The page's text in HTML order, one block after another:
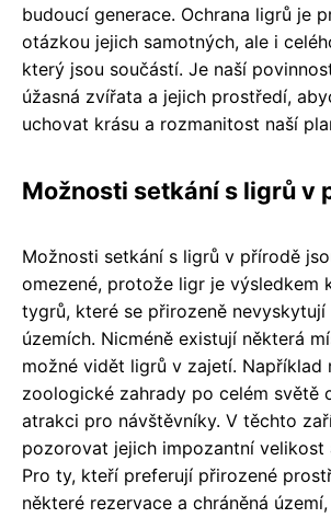
budoucí generace. Ochrana ligrů je
otázkou jejich samotných, ale i
který jsou součástí. Je naší
úžasná zvířata a jejich prostředí,
uchovat krásu a rozmanitost naší
Možnosti setkání s ligrů v
Možnosti setkání s ligrů v přírodě
omezené, protože ligr je výsledkem
tygrů, které se přirozeně nevyskytují
územích. Nicméně existují některá
možné vidět ligrů v zajetí. Například
zoologické zahrady po celém světě
atrakci pro návštěvníky. V těchto
pozorovat jejich impozantní velikost
Pro ty, kteří preferují přirozené
některé rezervace a chráněná